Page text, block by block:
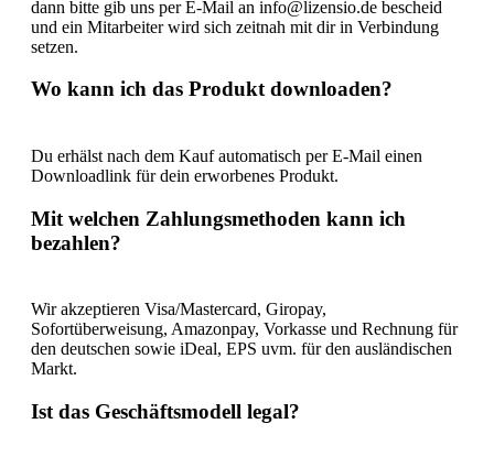
dann bitte gib uns per E-Mail an info@lizensio.de bescheid
und ein Mitarbeiter wird sich zeitnah mit dir in Verbindung
setzen.
Wo kann ich das Produkt downloaden?
Du erhälst nach dem Kauf automatisch per E-Mail einen
Downloadlink für dein erworbenes Produkt.
Mit welchen Zahlungsmethoden kann ich
bezahlen?
Wir akzeptieren Visa/Mastercard, Giropay,
Sofortüberweisung, Amazonpay, Vorkasse und Rechnung für
den deutschen sowie iDeal, EPS uvm. für den ausländischen
Markt.
Ist das Geschäftsmodell legal?